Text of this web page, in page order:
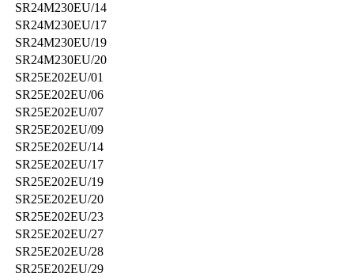
SR24M230EU/14
SR24M230EU/17
SR24M230EU/19
SR24M230EU/20
SR25E202EU/01
SR25E202EU/06
SR25E202EU/07
SR25E202EU/09
SR25E202EU/14
SR25E202EU/17
SR25E202EU/19
SR25E202EU/20
SR25E202EU/23
SR25E202EU/27
SR25E202EU/28
SR25E202EU/29